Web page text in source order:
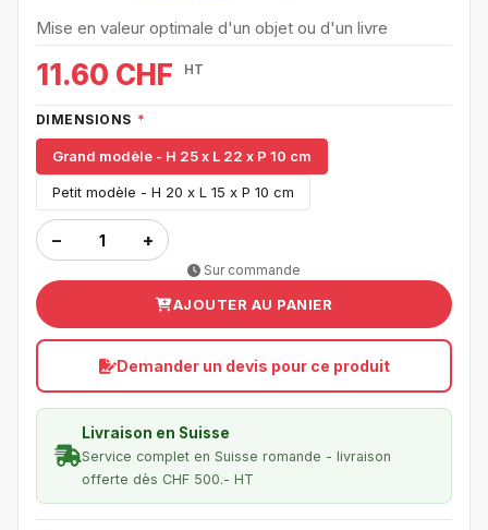
Mise en valeur optimale d'un objet ou d'un livre
11.60 CHF HT
DIMENSIONS *
Grand modèle - H 25 x L 22 x P 10 cm
Petit modèle - H 20 x L 15 x P 10 cm
− +
Sur commande
AJOUTER AU PANIER
Demander un devis pour ce produit
Livraison en Suisse
Service complet en Suisse romande - livraison
offerte dès CHF 500.- HT